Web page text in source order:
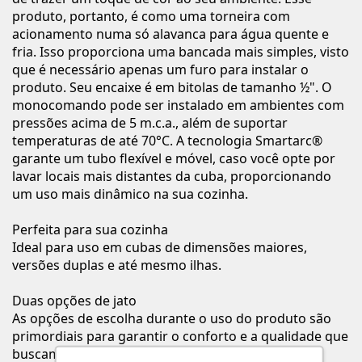
produto, portanto, é como uma torneira com
acionamento numa só alavanca para água quente e
fria. Isso proporciona uma bancada mais simples, visto
que é necessário apenas um furo para instalar o
produto. Seu encaixe é em bitolas de tamanho ½". O
monocomando pode ser instalado em ambientes com
pressões acima de 5 m.c.a., além de suportar
temperaturas de até 70°C. A tecnologia Smartarc®
garante um tubo flexível e móvel, caso você opte por
lavar locais mais distantes da cuba, proporcionando
um uso mais dinâmico na sua cozinha.
Perfeita para sua cozinha
Ideal para uso em cubas de dimensões maiores,
versões duplas e até mesmo ilhas.
Duas opções de jato
As opções de escolha durante o uso do produto são
primordiais para garantir o conforto e a qualidade que
buscamos oferecer. Para sua cozinha, oferecemos